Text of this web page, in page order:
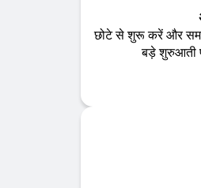
छोटे से शुरू करें और
बड़े शुरुआती